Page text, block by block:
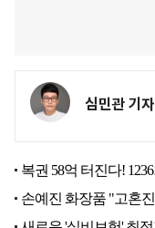
심민관 기자